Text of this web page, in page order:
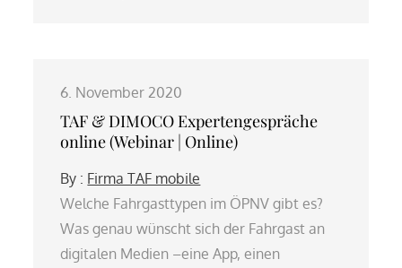
6. November 2020
TAF & DIMOCO Expertengespräche
online (Webinar | Online)
By : Firma TAF mobile
Welche Fahrgasttypen im ÖPNV gibt es?
Was genau wünscht sich der Fahrgast an
digitalen Medien –eine App, einen